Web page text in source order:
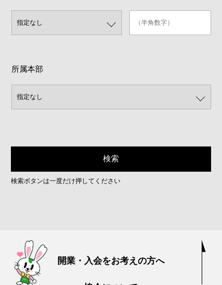
所属本部
検索ボタンは一度だけ押してください
開業・入会をお考えの方へ